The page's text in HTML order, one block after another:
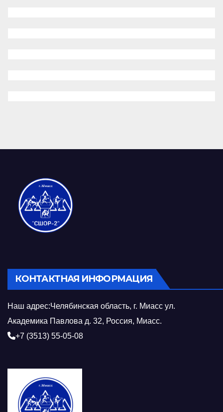
КОНТАКТНАЯ ИНФОРМАЦИЯ
Наш адрес:Челябинская область, г. Миасс ул.
Академика Павлова д. 32, Россия, Миасс.
+7 (3513) 55-05-08